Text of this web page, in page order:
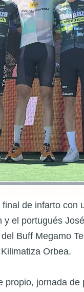
de infarto con
el portugués
Buff Megamo
Orbea.
jornada